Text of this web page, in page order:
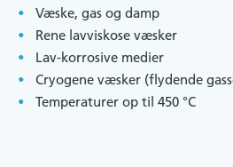
Væske, gas og damp
Rene lavviskose væsker
Lav-korrosive medier
Cryogene væsker (flydende
Temperaturer op til 450 °C